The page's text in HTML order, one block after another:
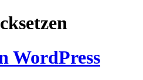
WordPress